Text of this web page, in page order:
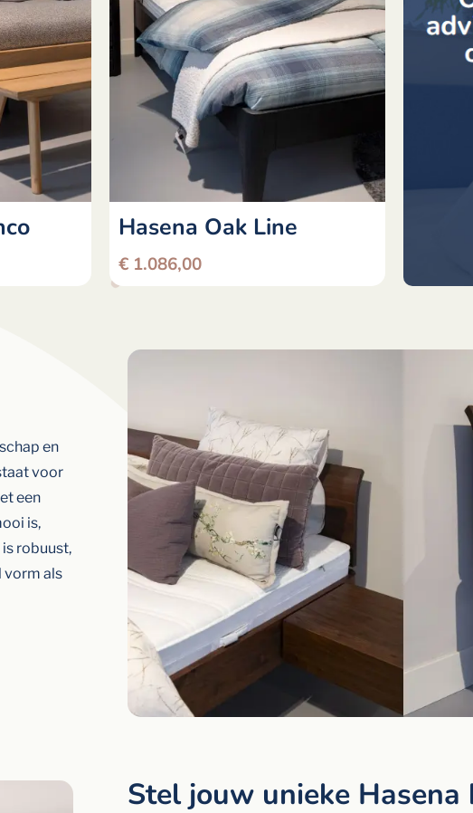
Hasena Oak Line
€ 1.086,00
en
voor
een
is,
robuust,
vorm als
Stel jouw unieke Hasena